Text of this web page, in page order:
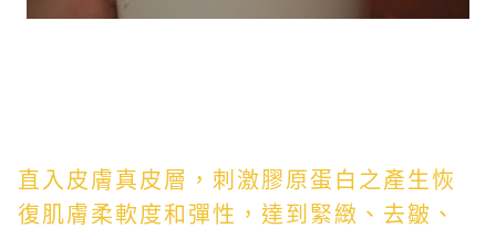
直入皮膚真皮層，刺激膠原蛋白之產生恢
復肌膚柔軟度和彈性，達到緊緻、去皺、